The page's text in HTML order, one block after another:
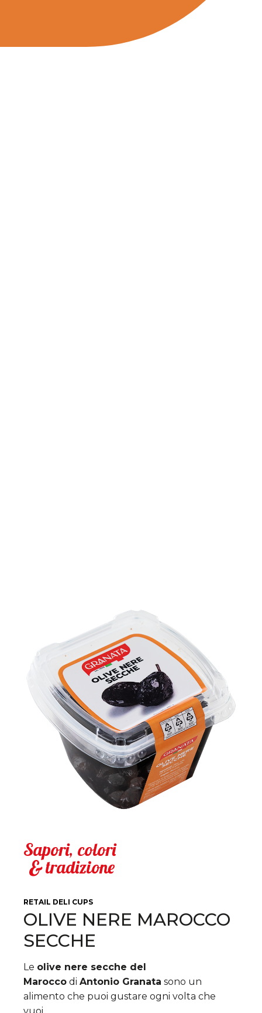
Sapori, colori
&tradizione
RETAIL DELI CUPS
OLIVE NERE MAROCCO
SECCHE
Le olive nere secche del
Marocco di Antonio Granata sono un
alimento che puoi gustare ogni volta che